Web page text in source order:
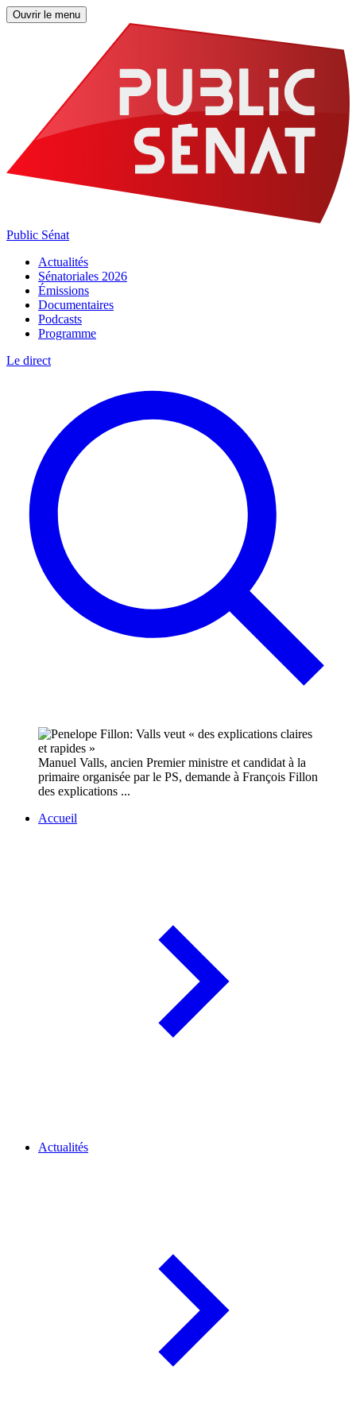
Ouvrir le menu
Public Sénat
Actualités
Sénatoriales 2026
Émissions
Documentaires
Podcasts
Programme
Le direct
Manuel Valls, ancien Premier ministre et candidat à la
primaire organisée par le PS, demande à François Fillon
des explications ...
Accueil
Actualités